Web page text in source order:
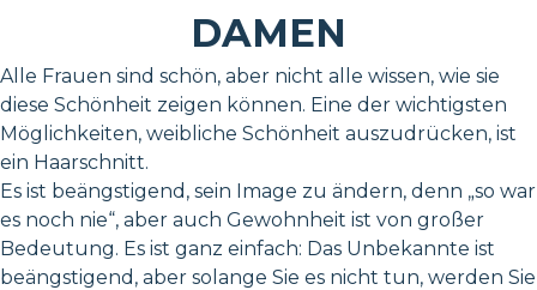
DAMEN
Alle Frauen sind schön, aber nicht alle wissen, wie sie
diese Schönheit zeigen können. Eine der wichtigsten
Möglichkeiten, weibliche Schönheit auszudrücken, ist
ein Haarschnitt.
Es ist beängstigend, sein Image zu ändern, denn „so war
es noch nie“, aber auch Gewohnheit ist von großer
Bedeutung. Es ist ganz einfach: Das Unbekannte ist
beängstigend, aber solange Sie es nicht tun, werden Sie